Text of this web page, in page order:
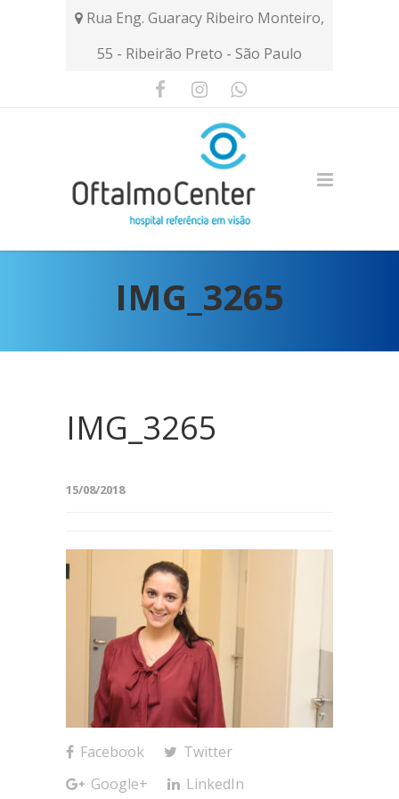
Rua Eng. Guaracy Ribeiro Monteiro,
55 - Ribeirão Preto - São Paulo
IMG_3265
IMG_3265
15/08/2018
Facebook
Twitter
Google+
LinkedIn